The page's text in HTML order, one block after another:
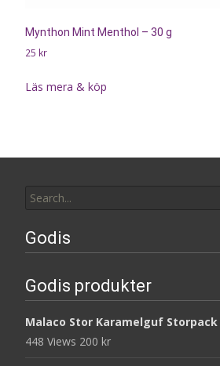
Mynthon Mint Menthol – 30 g
25 kr
Läs mera & köp
for:
Godis
Godis produkter
Malaco Stor Karamelguf Storpack
448 Views 200 kr